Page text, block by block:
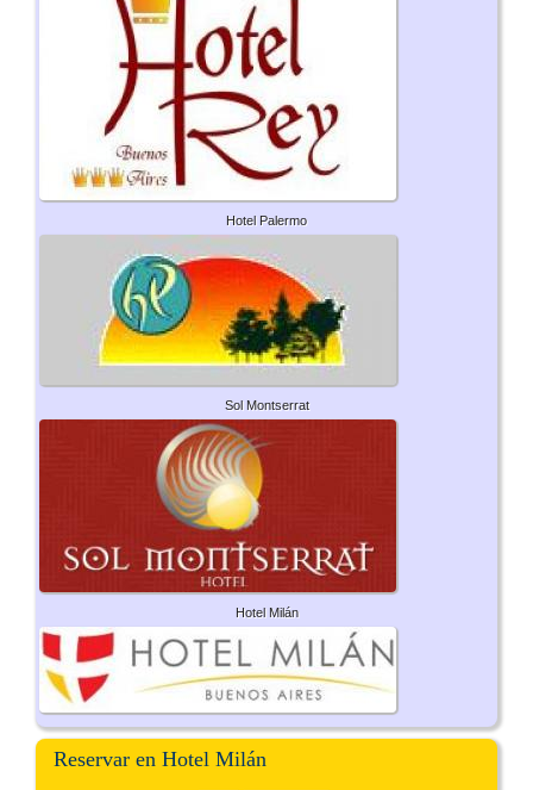
Hotel Palermo
Sol Montserrat
Hotel Milán
Reservar en Hotel Milán